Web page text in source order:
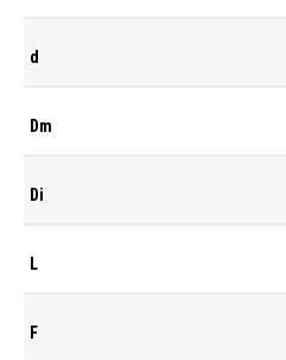
d
Dm
Di
L
F